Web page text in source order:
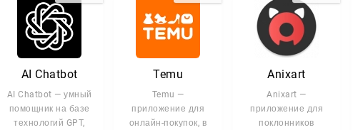
AI Chatbot
AI Chatbot — умный
помощник на базе
технологий GPT,
Temu
Temu —
приложение для
онлайн-покупок, в
Anixart
Anixart —
приложение для
поклонников